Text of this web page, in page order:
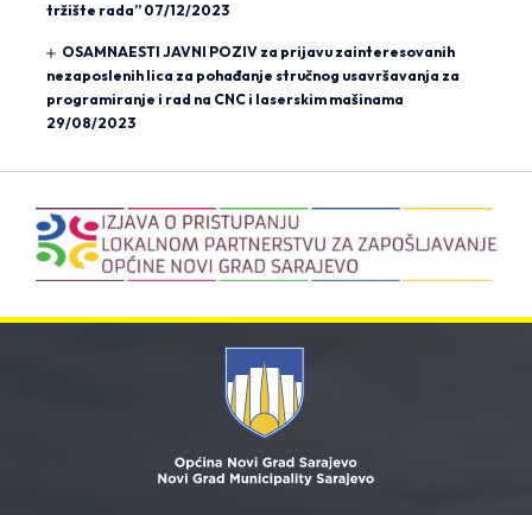
tržište rada” 07/12/2023
OSAMNAESTI JAVNI POZIV za prijavu zainteresovanih
nezaposlenih lica za pohađanje stručnog usavršavanja za
programiranje i rad na CNC i laserskim mašinama
29/08/2023